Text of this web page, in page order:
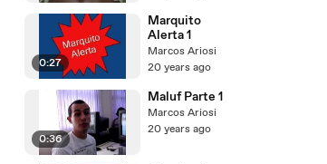
0:27
Marquito
Alerta 1
Marcos Ariosi
20 years ago
0:36
Maluf Parte 1
Marcos Ariosi
20 years ago